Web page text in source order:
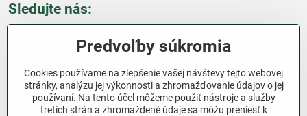
Sledujte nás:
Všetko o nákupe
Ďakujeme za podporu
Predvoľby súkromia
Cookies používame na zlepšenie vašej návštevy tejto webovej
stránky, analýzu jej výkonnosti a zhromažďovanie údajov o jej
používaní. Na tento účel môžeme použiť nástroje a služby
tretích strán a zhromaždené údaje sa môžu preniesť k